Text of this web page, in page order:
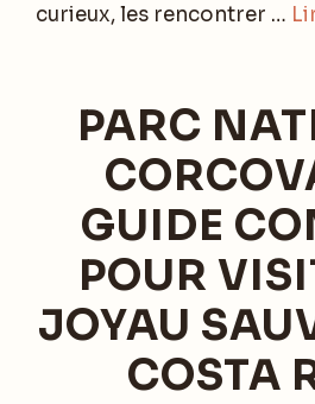
curieux, les rencontrer …
PARC
GUIDE
POUR
JOYAU
COSTA